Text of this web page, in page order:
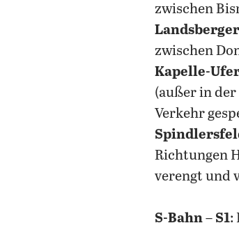
zwischen
zwischen
Kapelle-
(außer in
Verkehr
Richtungen
verengt und
S-Bahn – S1: